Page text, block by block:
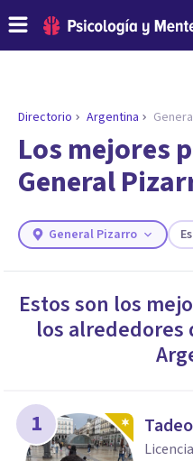
ENCONTRAR MI
¿Necesitas
psicólogo
Responde a unas breves
necesidades.
Directorio Argentina
Los mejores
General
General Pizarro
Estos son los
los alrededores
1